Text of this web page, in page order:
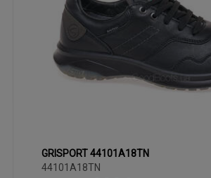
40 41 42 43
GRISPORT 44101A18TN
44101A18TN